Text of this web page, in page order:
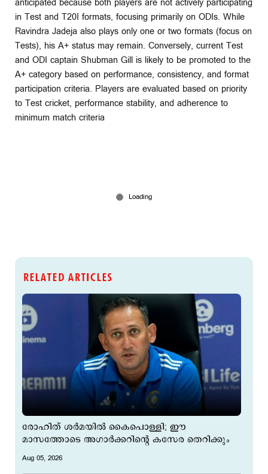
in Test and T20I formats, focusing primarily on ODIs. While
Ravindra Jadeja also plays only one or two formats (focus on
Tests), his A+ status may remain. Conversely, current Test
and ODI captain Shubman Gill is likely to be promoted to the
A+ category based on performance, consistency, and format
participation criteria. Players are evaluated based on priority
to Test cricket, performance stability, and adherence to
minimum match criteria
RELATED ARTICLES
രോഹിത് ശര്‍മയില്‍ കൈപൊള്ളി; ഈ
മാസത്തോടെ അഗാര്‍ക്കറിന്‍റെ കസേര തെറിക്കും
Aug 05, 2026